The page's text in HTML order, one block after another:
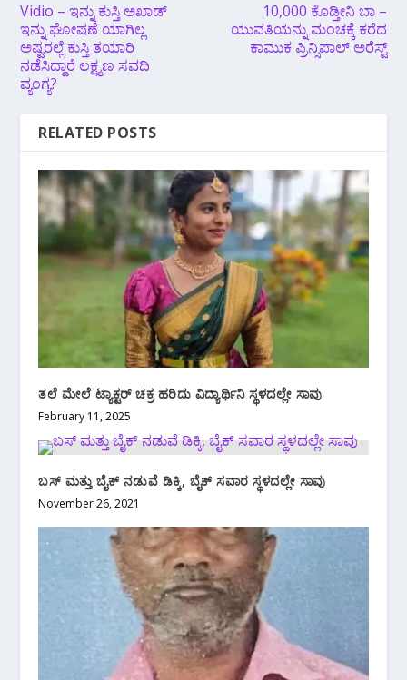
Vidio – ಇನ್ನು ಕುಸ್ತಿ ಅಖಾಡ್
ಇನ್ನು ಘೋಷಣೆ ಯಾಗಿಲ್ಲ
ಅಷ್ಟರಲ್ಲೆ ಕುಸ್ತಿ ತಯಾರಿ
ನಡೆಸಿದ್ದಾರೆ ಲಕ್ಷ್ಮಣ ಸವದಿ
ವ್ಯಂಗ್ಯ?
10,000 ಕೊಡ್ತೀನಿ ಬಾ –
ಯುವತಿಯನ್ನು ಮಂಚಕ್ಕೆ ಕರೆದ
ಕಾಮುಕ ಪ್ರಿನ್ಸಿಪಾಲ್ ಅರೆಸ್ಟ್
RELATED POSTS
ತಲೆ ಮೇಲೆ ಟ್ಯಾಕ್ಟರ್ ಚಕ್ರ ಹರಿದು ವಿದ್ಯಾರ್ಥಿನಿ ಸ್ಥಳದಲ್ಲೇ ಸಾವು
February 11, 2025
ಬಸ್ ಮತ್ತು ಬೈಕ್ ನಡುವೆ ಡಿಕ್ಕಿ, ಬೈಕ್ ಸವಾರ ಸ್ಥಳದಲ್ಲೇ ಸಾವು
November 26, 2021